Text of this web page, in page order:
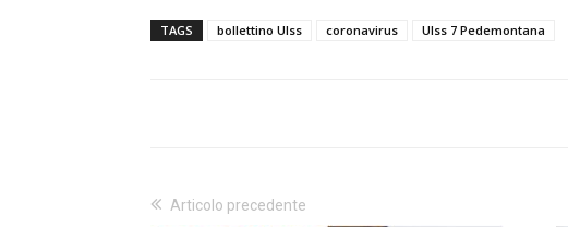
TAGS bollettino Ulss coronavirus Ulss 7 Pedemontana
Articolo precedente